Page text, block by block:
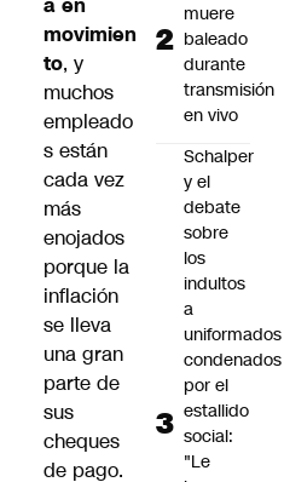
a en
movimien
to, y
muchos
empleado
s están
cada vez
más
enojados
porque la
inflación
se lleva
una gran
parte de
sus
cheques
de pago.
muere
baleado
durante
transmisión
en vivo
Schalper
y el
debate
sobre
los
indultos
a
uniformados
condenados
por el
estallido
social:
"Le